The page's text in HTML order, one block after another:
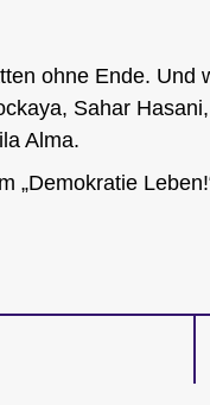
ohne Ende.
Sahar
Alma.
„Demokratie